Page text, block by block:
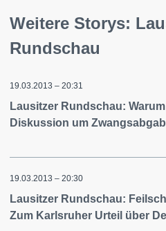
Weitere Storys:
Rundschau
19.03.2013 – 20:31
Lausitzer Rundschau:
Diskussion um
19.03.2013 – 20:30
Lausitzer Rundschau:
Zum Karlsruher Urteil über